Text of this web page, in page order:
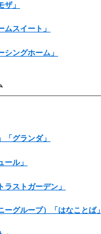
ザ」
ムスイート」
シングホーム」
「グランダ」
ール」
ラストガーデン」
ーグループ）「はなことば」